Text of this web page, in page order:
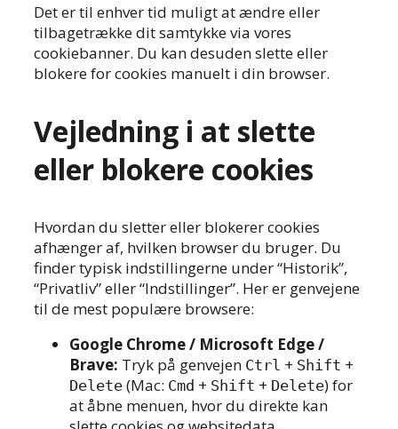
Det ertil enhver tid muligt at ændre eller
tilbagetrække dit samtykke via vores
cookiebanner. Du kan desuden slette eller
blokere for cookies manuelt i din browser.
Vejledning i at slette
eller blokere cookies
Hvordan du sletter eller blokerer cookies
afhænger af, hvilken browser du bruger. Du
finder typisk indstillingerne under “Historik”,
“Privatliv” eller “Indstillinger”. Her er genvejene
til de mest populære browsere:
Google Chrome / Microsoft Edge /
Brave: Tryk på genvejen Ctrl + Shift +
Delete (Mac: Cmd + Shift + Delete) for
at åbne menuen, hvor du direkte kan